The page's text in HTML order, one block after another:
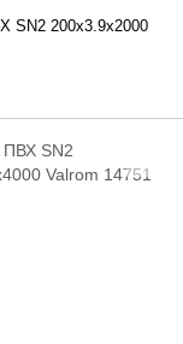
SN2 200х3.9х2000